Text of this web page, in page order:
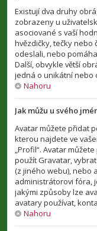
Existují dva druhy
zobrazeny u
asociované s vaší
hvězdičky, tečky nebo
odeslali, nebo
Další, obvykle větší
jedná o unikátní nebo
Nahoru
Jak můžu u svého
Avatar můžete přidat
kterou najdete ve
„Profil“. Avatar
použít Gravatar,
(z jiného webu), nebo
administrátorovi fóra,
jakými způsoby lze
avatary používat,
Nahoru